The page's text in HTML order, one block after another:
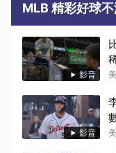
MLB 精彩好球不
影音
影音